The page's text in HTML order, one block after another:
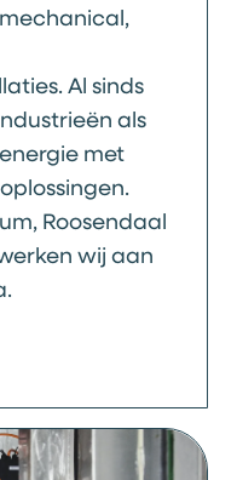
Al sinds
als
met
Roosendaal
wij aan